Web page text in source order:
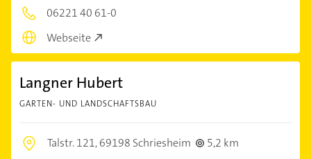
06221 40 61-0
Webseite
Langner Hubert
GARTEN- UND LANDSCHAFTSBAU
Talstr. 121,69198 Schriesheim
5,2 km